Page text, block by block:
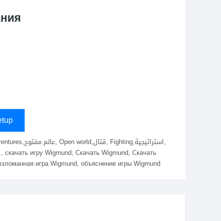
игра Wigmund, объяснение игры Wigmund